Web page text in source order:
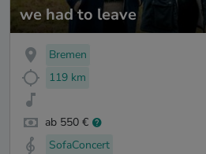
we had to leave
Bremen
119 km
ab 550 €
SofaConcert